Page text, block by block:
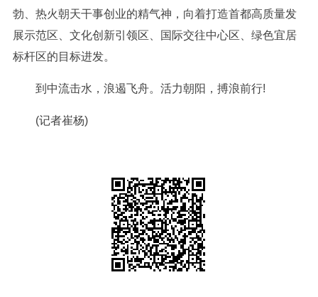
勃、热火朝天干事创业的精气神，向着打造首都高质量发
展示范区、文化创新引领区、国际交往中心区、绿色宜居
标杆区的目标进发。
到中流击水，浪遏飞舟。活力朝阳，搏浪前行!
(记者崔杨)